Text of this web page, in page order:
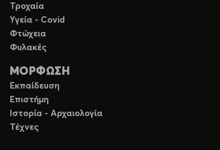
Τροχαία
Υγεία - Covid
Φτώχεια
Φυλακές
ΜΟΡΦΩΣΗ
Εκπαίδευση
Επιστήμη
Ιστορία - Αρχαιολογία
Τέχνες